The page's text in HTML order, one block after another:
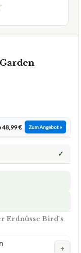
Erdnüsse Bird`s
von
+
Garden
sie?
+